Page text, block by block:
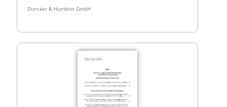
Duncker & Humblot GmbH